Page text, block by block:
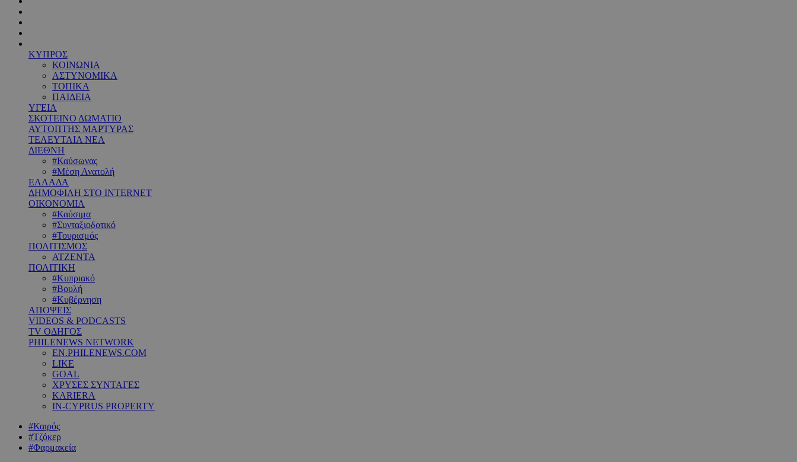
ΚΥΠΡΟΣ
ΚΟΙΝΩΝΙΑ
ΑΣΤΥΝΟΜΙΚΑ
ΤΟΠΙΚΑ
ΠΑΙΔΕΙΑ
ΥΓΕΙΑ
ΣΚΟΤΕΙΝΟ ΔΩΜΑΤΙΟ
ΑΥΤΟΠΤΗΣ ΜΑΡΤΥΡΑΣ
ΤΕΛΕΥΤΑΙΑ ΝΕΑ
ΔΙΕΘΝΗ
#Καύσωνας
#Μέση Ανατολή
ΕΛΛΑΔΑ
ΔΗΜΟΦΙΛΗ ΣΤΟ INTERNET
ΟΙΚΟΝΟΜΙΑ
#Καύσιμα
#Συνταξιοδοτικό
#Τουρισμός
ΠΟΛΙΤΙΣΜΟΣ
ΑΤΖΕΝΤΑ
ΠΟΛΙΤΙΚΗ
#Κυπριακό
#Βουλή
#Κυβέρνηση
ΑΠΟΨΕΙΣ
VIDEOS & PODCASTS
TV ΟΔΗΓΟΣ
PHILENEWS NETWORK
EN.PHILENEWS.COM
LIKE
GOAL
ΧΡΥΣΕΣ ΣΥΝΤΑΓΕΣ
KARIERA
IN-CYPRUS PROPERTY
#Καιρός
#Τζόκερ
#Φαρμακεία